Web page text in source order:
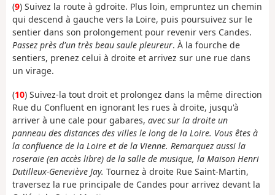
(9) Suivez la route à gdroite. Plus loin, empruntez un chemin
qui descend à gauche vers la Loire, puis poursuivez sur le
sentier dans son prolongement pour revenir vers Candes.
Passez près d'un très beau saule pleureur. À la fourche de
sentiers, prenez celui à droite et arrivez sur une rue dans
un virage.
(10) Suivez-la tout droit et prolongez dans la même direction
Rue du Confluent en ignorant les rues à droite, jusqu'à
arriver à une cale pour gabares, avec sur la droite un
panneau des distances des villes le long de la Loire. Vous êtes à
la confluence de la Loire et de la Vienne. Remarquez aussi la
roseraie (en accès libre) de la salle de musique, la Maison Henri
Dutilleux-Geneviève Jay. Tournez à droite Rue Saint-Martin,
traversez la rue principale de Candes pour arrivez devant la